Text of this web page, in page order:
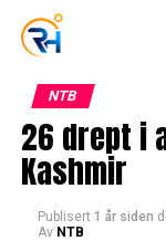
NTB
26 drept i
Kashmir
Publisert 1 år siden
Av NTB